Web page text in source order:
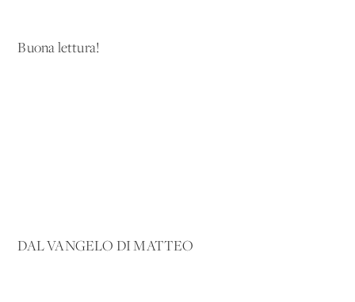
Buona lettura!
DAL VANGELO DI MATTEO